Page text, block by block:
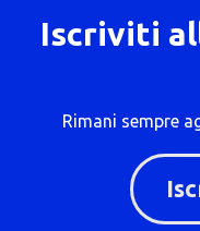
Iscriviti
Rimani sempre